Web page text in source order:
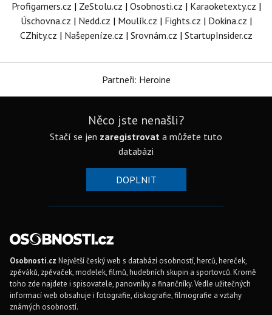
Profigamers.cz | ZeStolu.cz | Osobnosti.cz | Karaoketexty.cz |
Úschovna.cz | Nedd.cz | Moulík.cz | Fights.cz | Dokina.cz |
CZhity.cz | Našepeníze.cz | Srovnám.cz | StartupInsider.cz
Partneři: Heroine
Něco jste nenašli?
Stačí se jen zaregistrovat a můžete tuto
databázi
DOPLNIT
Osobnosti.cz Největší český web s databází osobností, herců, hereček,
zpěváků, zpěvaček, modelek, filmů, hudebních skupin a sportovců. Kromě
toho zde najdete i spisovatele, panovníky a finančníky. Vedle užitečných
informací web obsahuje i fotografie, diskografie, filmografie a vztahy
známých osobností.